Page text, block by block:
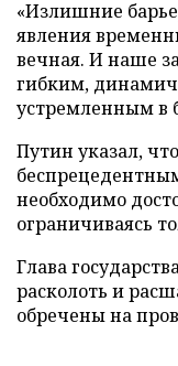
«Излишние
явления
вечная. И наше
гибким,
устремленным в
Путин указал,
необходимо
ограничиваясь
Глава
расколоть и
обречены на